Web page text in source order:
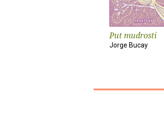
Put mudrosti
Jorge Bucay